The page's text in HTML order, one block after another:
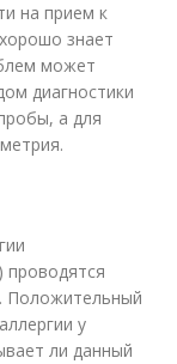
на прием к
знает
может
диагностики
а для
проводятся
Положительный
у
ли данный